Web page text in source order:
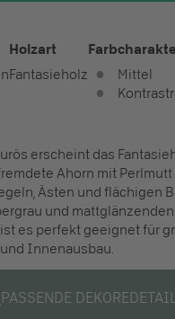
Holzart
Fantasieholz
Mittel
erscheint das
Ahorn mit
Ästen und flächigen
und mattglänzenden
es perfekt geeignet für
Innenausbau.
PASSENDE DEKORE